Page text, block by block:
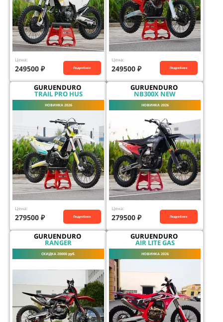
Цена:
249500 ₽ Подробнее
Цена:
249500 ₽ Подробнее
GURUENDURO
TRAIL PRO HUS
НОВИНКА 2026
Цена:
279500 ₽ Подробнее
GURUENDURO
NB300X NEW
НОВИНКА 2026
Цена:
279500 ₽ Подробнее
GURUENDURO
RANGER
СКИДКА 20000 руб.
GURUENDURO
AIR LITE GAS
НОВИНКА 2026